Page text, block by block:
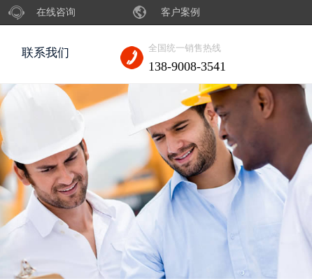
在线咨询 客户案例
联系我们 全国统一销售热线
138-9008-3541